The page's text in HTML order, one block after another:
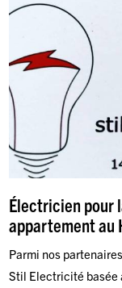
Électricien pour
appartement au
Parmi nos
Stil Electricité basée